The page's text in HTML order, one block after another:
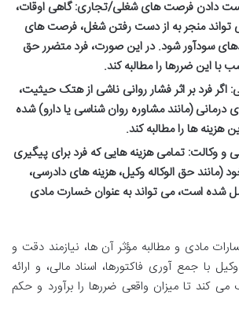
دادن فرصت های شغلی/تجاری:گاهی اوقات،
منجر به از دست رفتن شغل، فرصت های
سودآور شود. در این صورت، فرد متضرر حق
با این ضررها را مطالبه کند.
اگر فرد بر اثر فشار روانی ناشی از هتک حیثیت،
درمانی (مانند مشاوره روان شناسی یا دارو) شده
هزینه ها را مطالبه کند.
و وکالت: تمامی هزینه هایی که فرد برای پیگیری
(مانند حق الوکاله وکیل، هزینه های دادرسی،
شده است، می تواند به عنوان خسارت مادی
مادی و مطالبه مؤثر آن ها، نیازمند دقت و
جمع آوری فاکتورها، اسناد مالی، و ارائه
می کند تا میزان واقعی ضررها را برآورد و حکم